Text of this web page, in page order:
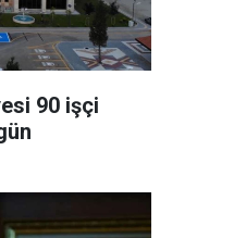
90 işçi